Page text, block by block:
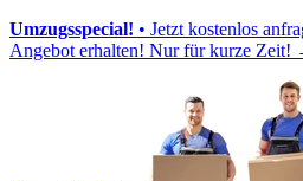
Umzugsspecial! • Jetzt kostenlos
Angebot erhalten! Nur für kurze Zeit!